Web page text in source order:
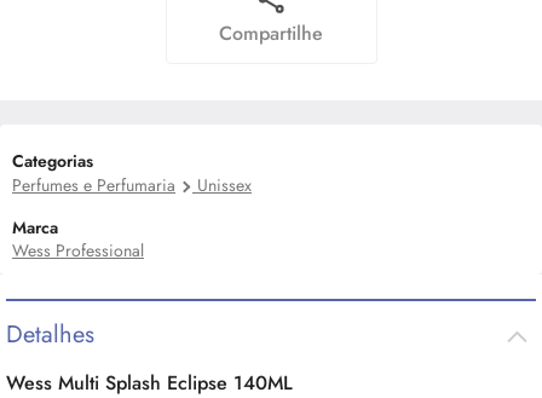
Compartilhe
Categorias
Perfumes e Perfumaria
Unissex
Marca
Wess Professional
Detalhes
Wess Multi Splash Eclipse 140ML